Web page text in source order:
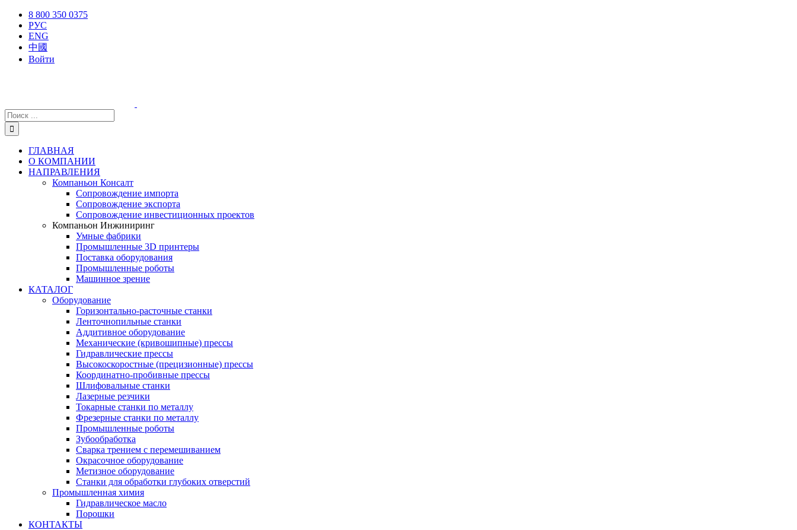
Skip
content
Facebook
YouTube
Instagram8 800 350 0375
РУС
ENG
中國
Войти
Результат
поиска:
ГЛАВНАЯ
О КОМПАНИИ
НАПРАВЛЕНИЯ
Компаньон Консалт
Сопровождение импорта
Сопровождение экспорта
Сопровождение инвестиционных проектов
Компаньон Инжиниринг
Умные фабрики
Промышленные 3D принтеры
Поставка оборудования
Промышленные роботы
Машинное зрение
КАТАЛОГ
Оборудование
Горизонтально-расточные станки
Ленточнопильные станки
Аддитивное оборудование
Механические (кривошипные) прессы
Гидравлические прессы
Высокоскоростные (прецизионные) прессы
Координатно-пробивные прессы
Шлифовальные станки
Лазерные резчики
Токарные станки по металлу
Фрезерные станки по металлу
Промышленные роботы
Зубообработка
Сварка трением с перемешиванием
Окрасочное оборудование
Метизное оборудование
Станки для обработки глубоких отверстий
Промышленная химия
Гидравлическое масло
Порошки
КОНТАКТЫ